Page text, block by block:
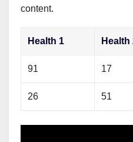
content.
Health 1 Health
91 17
26 51